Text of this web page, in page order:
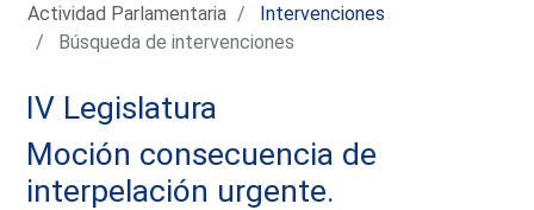
Actividad Parlamentaria
Intervenciones
Búsqueda de intervenciones
IV Legislatura
Moción consecuencia de
interpelación urgente.